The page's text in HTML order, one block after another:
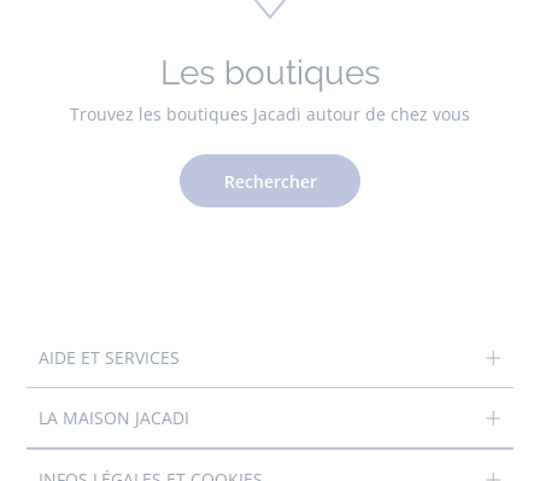
Les boutiques
Trouvez les boutiques Jacadi autour de chez vous
Rechercher
AIDE ET SERVICES
LA MAISON JACADI